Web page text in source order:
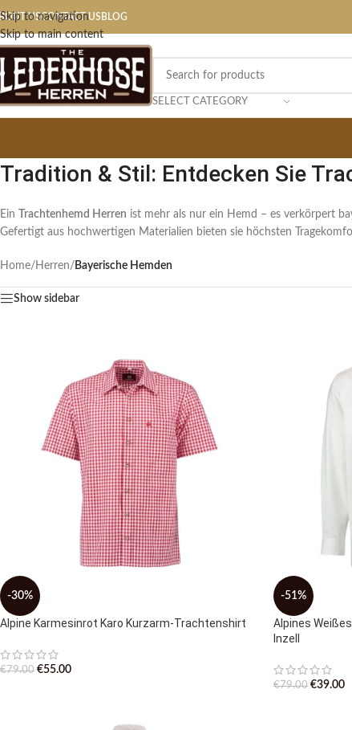
Skip to navigation
Skip to main content
USCONTACT US BLOG
SELECT CATEGORY
Tradition & Stil: Entdecken Sie
Ein Trachtenhemd Herren ist mehr als nur ein Hemd – es verkörpert
Gefertigt aus hochwertigen Materialien bieten sie höchsten
Home/ Herren/ Bayerische Hemden​
Show sidebar
-30%
Alpine Karmesinrot Karo Kurzarm-Trachtenshirt
€79.00 €55.00
-51%
Alpines
Inzell
€79.00 €39.00